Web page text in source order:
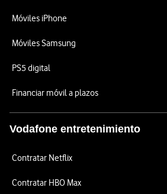
Móviles iPhone
Móviles Samsung
PS5 digital
Financiar móvil a plazos
Vodafone entretenimiento
Contratar Netflix
Contratar HBO Max